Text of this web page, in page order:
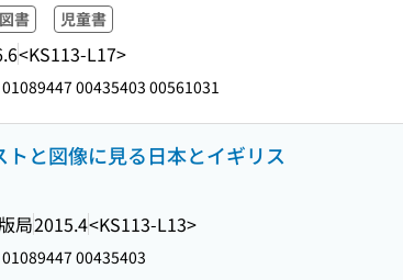
図書 児童書
<KS113-L17>
01089447 00435403 00561031
と図像に見る日本とイギリス
局2015.4<KS113-L13>
01089447 00435403